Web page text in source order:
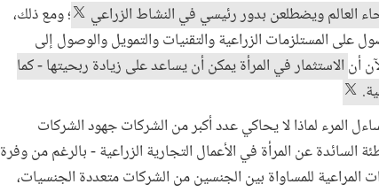
؛ ومع ذلك،
المستلزمات الزراعية والتقنيات والتمويل والوصول إلى
أن الاستثمار في المرأة يمكن أن يساعد على زيادة ربحيتها - كما
المرء لماذا لا يحاكي عدد أكبر من الشركات جهود الشركات
السائدة عن المرأة في الأعمال التجارية الزراعية - بالرغم من وفرة
المراعية للمساواة بين الجنسين من الشركات متعددة الجنسيات،